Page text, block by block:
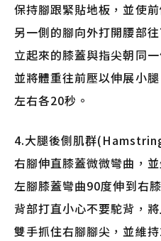
保持腳跟緊貼地板，並使
另一側的腳向外打開腰部往
立起來的膝蓋與指尖朝同一
並將體重往前壓以伸展小腿
左右各20秒。
4.大腿後側肌群
右腳伸直膝蓋微微彎曲，並
左腳膝蓋彎曲90度伸到右
背部打直小心不要駝背，
雙手抓住右腳腳尖，並維